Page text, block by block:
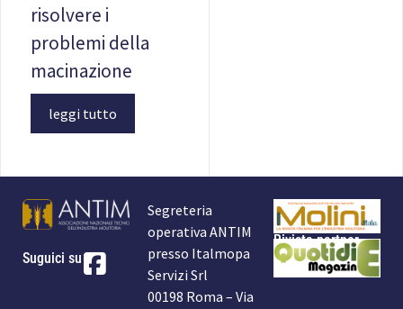
risolvere i
problemi della
macinazione
leggi tutto
Suguici su
Segreteria
operativa ANTIM
presso Italmopa
Servizi Srl
00198 Roma – Via
Rivista partner